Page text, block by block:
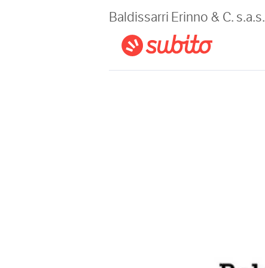
Magazine
Baldissarri Erinno & C. s.a.s.